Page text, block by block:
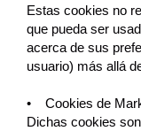
Estas cookies no
que pueda ser
acerca de sus
usuario) más allá
• Cookies de
Dichas cookies